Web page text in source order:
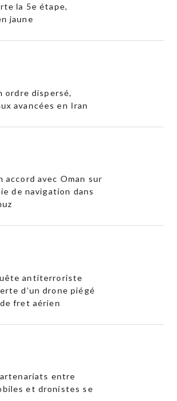
la 5e étape,
jaune
ordre dispersé,
avancées en Iran
accord avec Oman sur
de navigation dans
antiterroriste
d’un drone piégé
fret aérien
entre
et dronistes se